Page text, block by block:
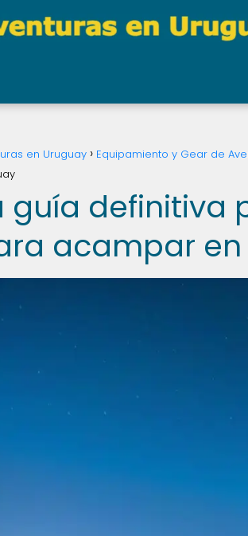
en Uruguay Equipamiento y Gear de
guía definitiva
acampar en